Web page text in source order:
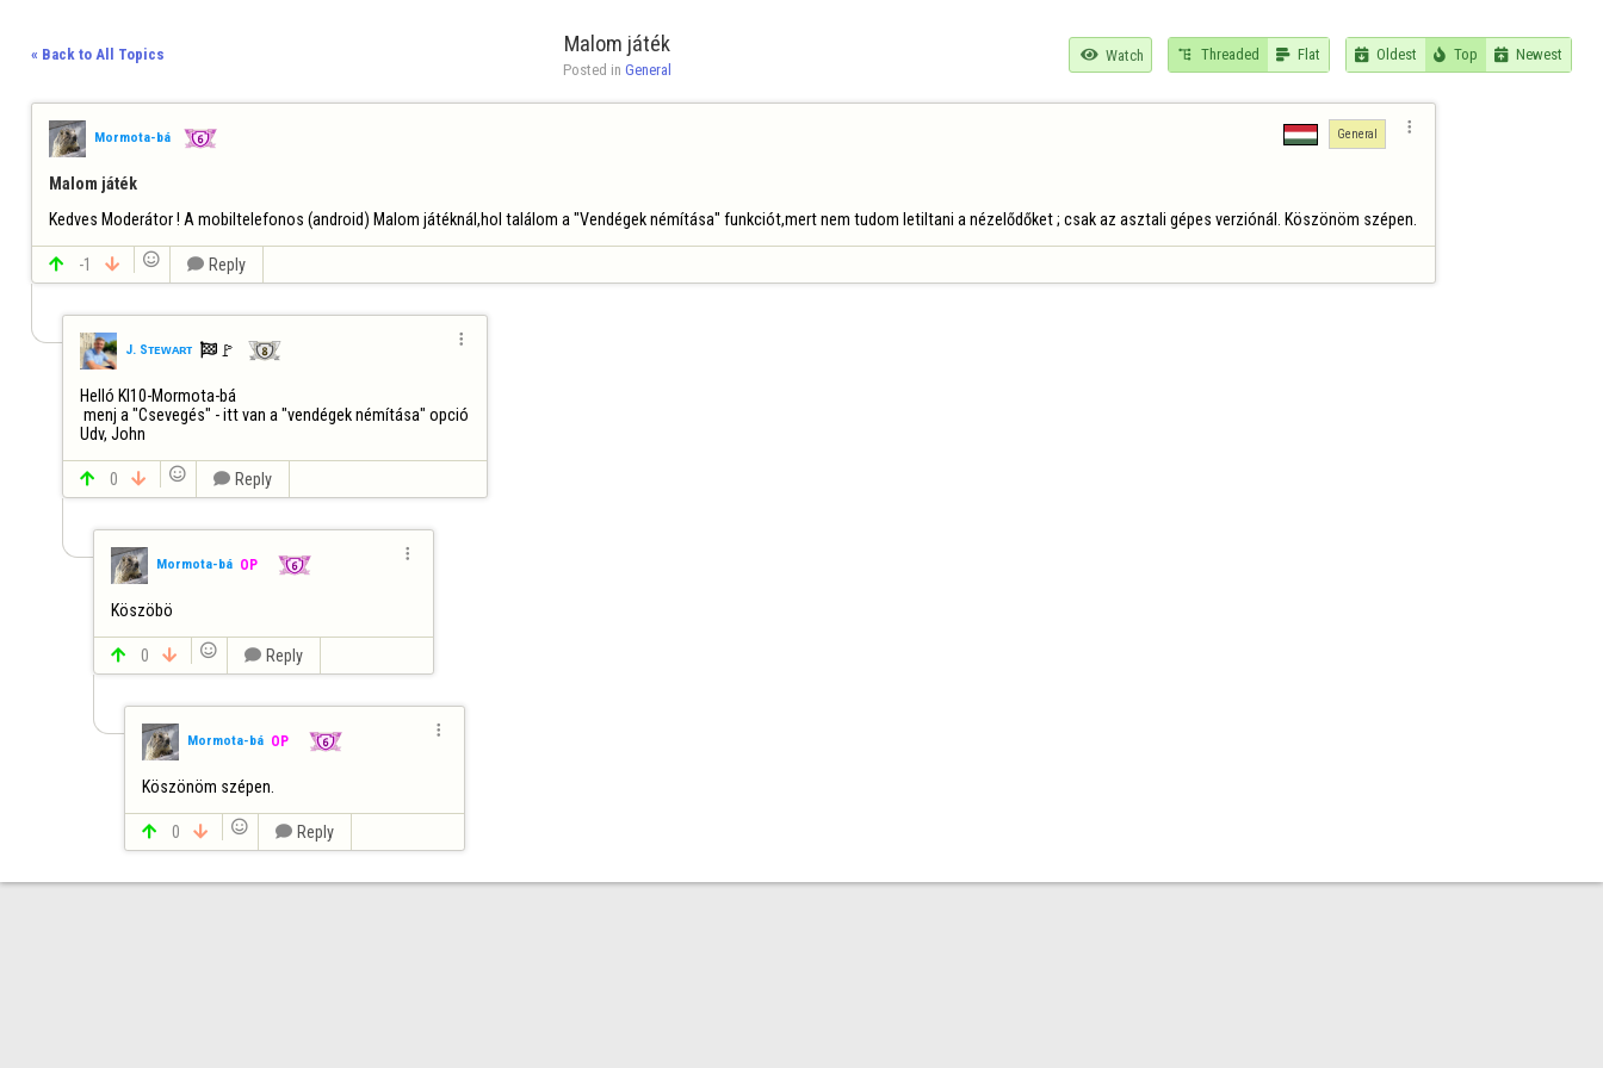
« Back to All Topics Malom játék
Posted in General
 Watch  Threaded  Flat  Oldest  Top  Newest
Mormota-bá General 
Malom játék
Kedves Moderátor ! A mobiltelefonos (android) Malom játéknál,hol találom a "Vendégek némítása" funkciót,mert nem tudom letiltani a nézelődőket ; csak az asztali gépes verziónál. Köszönöm szépen.
 -1    Reply
J. Sᴛᴇᴡᴀʀᴛ  🚩️

Helló Kl10-Mormota-bá
menj a "Csevegés" - itt van a "vendégek némítása" opció
Udv, John
 0    Reply
Mormota-bá OP

Köszöbö
 0    Reply
Mormota-bá OP

Köszönöm szépen.
 0    Reply